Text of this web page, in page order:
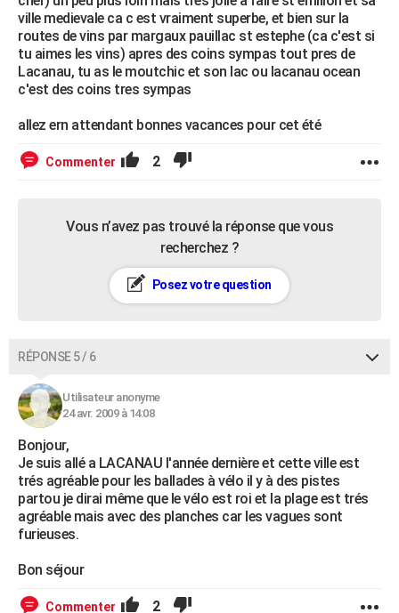
ville medievale ca c est vraiment superbe, et bien sur la
routes de vins par margaux pauillac st estephe (ca c'est si
tu aimes les vins) apres des coins sympas tout pres de
Lacanau, tu as le moutchic et son lac ou lacanau ocean
c'est des coins tres sympas
allez ern attendant bonnes vacances pour cet été
Commenter 2
Vous n’avez pas trouvé la réponse que vous
recherchez ?
Posez votre question
RÉPONSE 5 / 6
Utilisateur anonyme
24 avr. 2009 à 14:08
Bonjour,
Je suis allé a LACANAU l'année dernière et cette ville est
trés agréable pour les ballades à vélo il y à des pistes
partou je dirai même que le vélo est roi et la plage est trés
agréable mais avec des planches car les vagues sont
furieuses.
Bon séjour
Commenter 2